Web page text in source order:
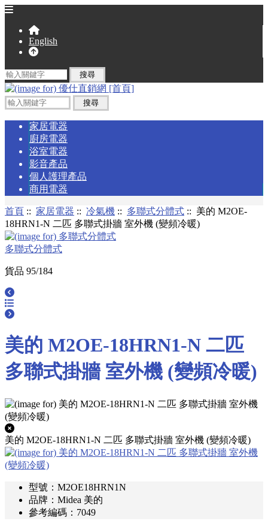
English
家居電器
廚房電器
浴室電器
影音產品
個人護理產品
商用電器
首頁 :: 家居電器 :: 冷氣機 :: 多聯式分體式 :: 美的 M2OE-
18HRN1-N 二匹 多聯式掛牆 室外機 (變頻冷暖)
多聯式分體式
貨品 95/184
美的 M2OE-18HRN1-N 二匹
多聯式掛牆 室外機 (變頻冷暖)
美的 M2OE-18HRN1-N 二匹 多聯式掛牆 室外機 (變頻冷暖)
型號：M2OE18HRN1N
品牌：Midea 美的
參考編碼：7049